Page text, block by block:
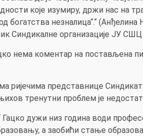
које изумиру, држи нас на
богатства незналица“.“
Синдикалне организације ЈУ СШЦ
нема коментар на постављена
ријечима представнице
тренутни проблем је
дужи низ година води
а заобићи стање